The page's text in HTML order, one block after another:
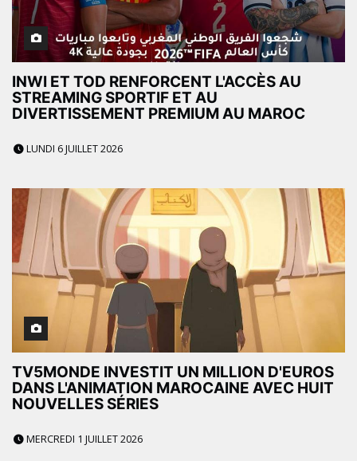
INWI ET TOD RENFORCENT L'ACCÈS AU
STREAMING SPORTIF ET AU
DIVERTISSEMENT PREMIUM AU MAROC
LUNDI 6 JUILLET 2026
TV5MONDE INVESTIT UN MILLION D'EUROS
DANS L'ANIMATION MAROCAINE AVEC HUIT
NOUVELLES SÉRIES
MERCREDI 1 JUILLET 2026